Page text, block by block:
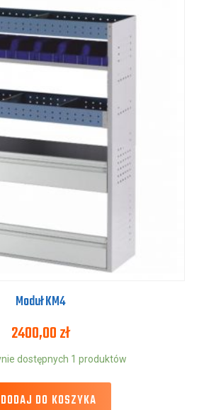
Moduł KM4
2400,00zł
dostępnych 1 produktów
DODAJ DO KOSZYKA